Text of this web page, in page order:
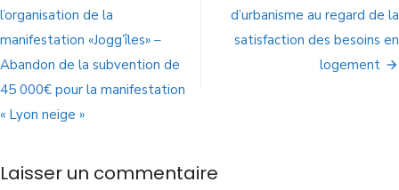
l’organisation de la
manifestation «Jogg’îles» –
Abandon de la subvention de
45 000€ pour la manifestation
« Lyon neige »
d’urbanisme au regard de la
satisfaction des besoins en
logement
Laisser un commentaire